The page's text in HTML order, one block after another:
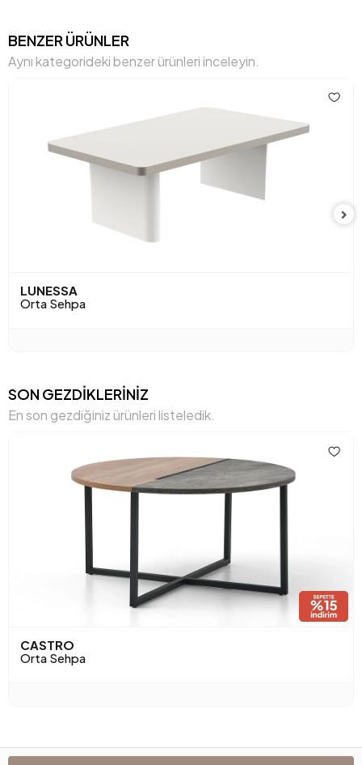
Üst Tabla Kalınlığı (mm)
Anarenk Ceviz
BENZER ÜRÜNLER
Aynı kategorideki benzer ürünleri inceleyin.
LUNESSA
Orta Sehpa
SON GEZDİKLERİNİZ
En son gezdiğiniz ürünleri listeledik.
CASTRO
Orta Sehpa